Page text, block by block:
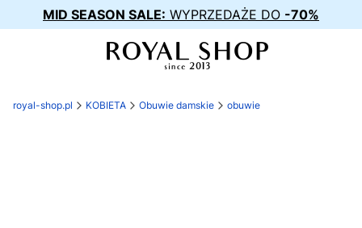
MID SEASON SALE: WYPRZEDAŻE DO -70%
royal-shop.pl KOBIETA Obuwie damskie obuwie